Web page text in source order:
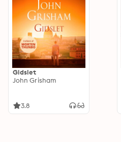
Gidslet
John Grisham
3.8